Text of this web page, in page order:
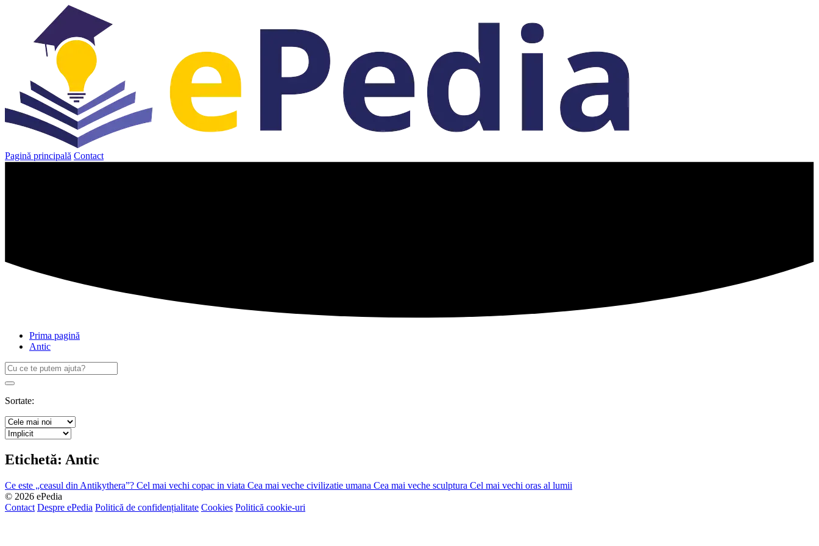
Pagină principală Contact
Prima pagină
Antic
Caută
după:
Search
Sortate:
Etichetă: Antic
Ce este „ceasul din Antikythera”? Cel mai vechi copac in viata Cea mai veche civilizatie umana Cea mai veche sculptura Cel mai vechi oras al lumii
© 2026 ePedia
Contact Despre ePedia Politică de confidențialitate Cookies Politică cookie-uri